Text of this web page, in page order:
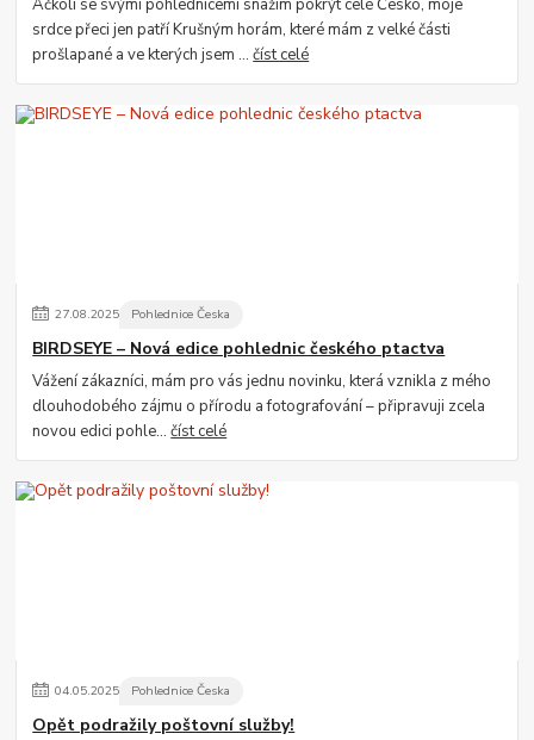
Ačkoli se svými pohlednicemi snažím pokrýt celé Česko, moje
srdce přeci jen patří Krušným horám, které mám z velké části
prošlapané a ve kterých jsem ...číst celé
27.08.2025 Pohlednice Česka
BIRDSEYE – Nová edice pohlednic českého ptactva
Vážení zákazníci, mám pro vás jednu novinku, která vznikla z mého
dlouhodobého zájmu o přírodu a fotografování – připravuji zcela
novou edici pohle...číst celé
04.05.2025 Pohlednice Česka
Opět podražily poštovní služby!